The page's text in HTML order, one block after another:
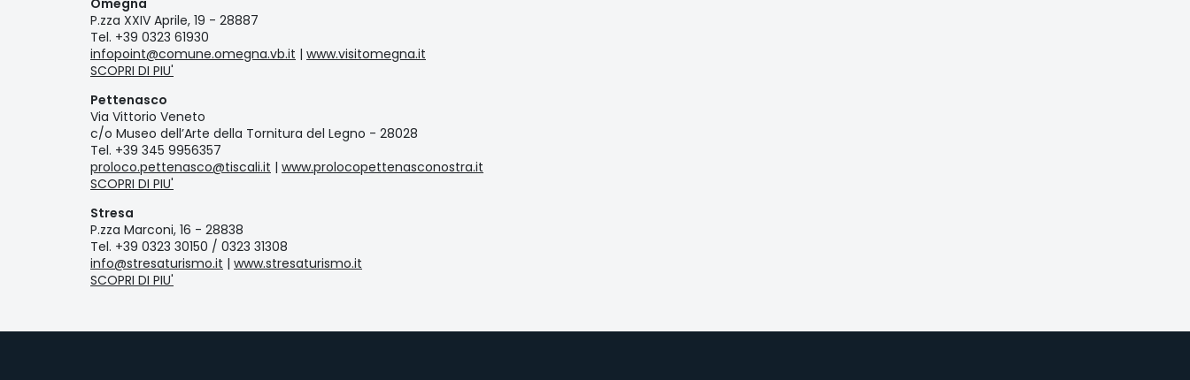
Omegna
P.zza XXIV Aprile, 19 - 28887
Tel. +39 0323 61930
infopoint@comune.omegna.vb.it | www.visitomegna.it
SCOPRI DI PIU'
Pettenasco
Via Vittorio Veneto
c/o Museo dell’Arte della Tornitura del Legno - 28028
Tel. +39 345 9956357
proloco.pettenasco@tiscali.it | www.prolocopettenasconostra.it
SCOPRI DI PIU'
Stresa
P.zza Marconi, 16 - 28838
Tel. +39 0323 30150 / 0323 31308
info@stresaturismo.it | www.stresaturismo.it
SCOPRI DI PIU'